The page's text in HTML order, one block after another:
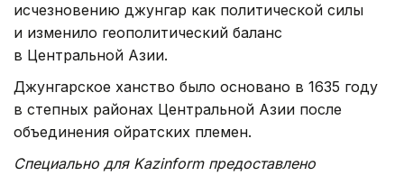
исчезновению джунгар как политической силы
и изменило геополитический баланс
в Центральной Азии.
Джунгарское ханство было основано в 1635 году
в степных районах Центральной Азии после
объединения ойратских племен.
Специально для Kazinform предоставлено